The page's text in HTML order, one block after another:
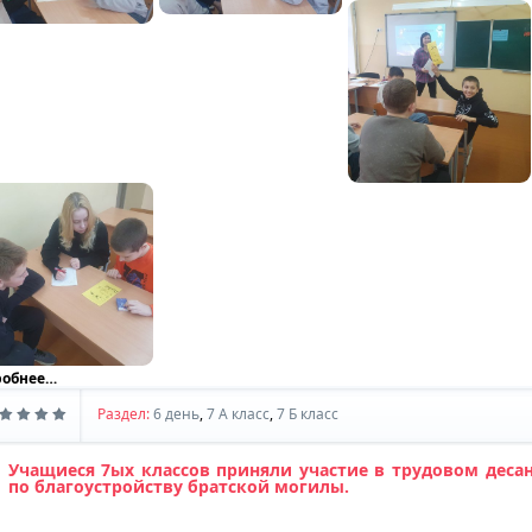
Раздел:6 день,7 A класс,7 Б класс
Учащиеся 7ых классов приняли участие в трудовом
по благоустройству братской могилы.